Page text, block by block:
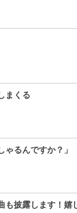
まくる
ゃるんですか？
披露します！嬉